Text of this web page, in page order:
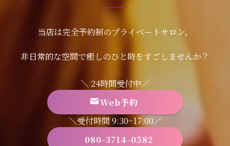
当店は完全予約制のプライベートサロン。
非日常的な空間で癒しのひと時をすごしませんか？
＼ 24時間受付中／
Web予約
＼受付時間 9:30~17:00／
080-3714-0582